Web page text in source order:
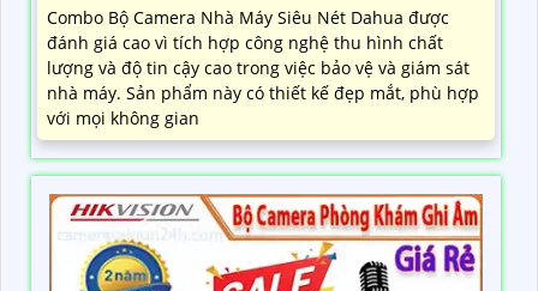
Combo Bộ Camera Nhà Máy Siêu Nét Dahua được
đánh giá cao vì tích hợp công nghệ thu hình chất
lượng và độ tin cậy cao trong việc bảo vệ và giám sát
nhà máy. Sản phẩm này có thiết kế đẹp mắt, phù hợp
với mọi không gian